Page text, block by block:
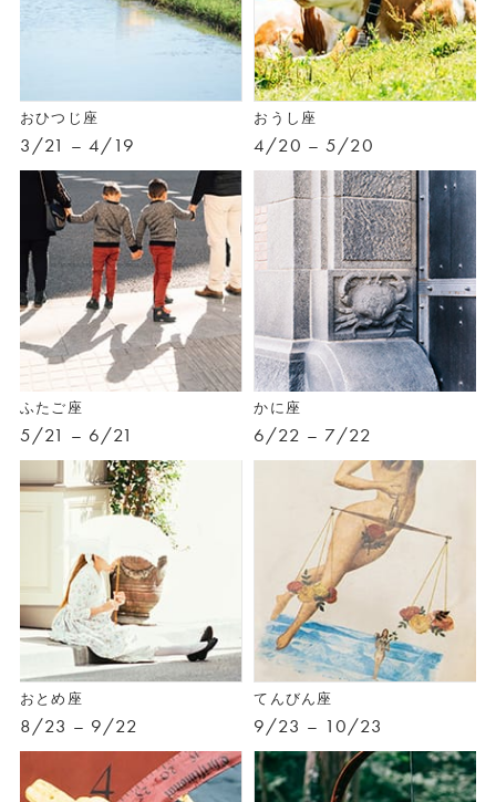
おひつじ座
3/21 – 4/19
おうし座
4/20 – 5/20
ふたご座
5/21 – 6/21
かに座
6/22 – 7/22
おとめ座
8/23 – 9/22
てんびん座
9/23 – 10/23